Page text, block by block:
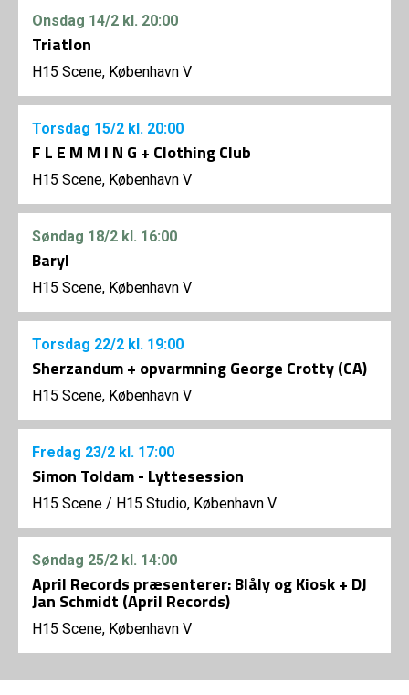
Onsdag 14/2 kl. 20:00
Triatlon
H15 Scene, København V
Torsdag 15/2 kl. 20:00
F L E M M I N G + Clothing Club
H15 Scene, København V
Søndag 18/2 kl. 16:00
Baryl
H15 Scene, København V
Torsdag 22/2 kl. 19:00
Sherzandum + opvarmning George Crotty (CA)
H15 Scene, København V
Fredag 23/2 kl. 17:00
Simon Toldam - Lyttesession
H15 Scene / H15 Studio, København V
Søndag 25/2 kl. 14:00
April Records præsenterer: Blåly og Kiosk + DJ
Jan Schmidt (April Records)
H15 Scene, København V